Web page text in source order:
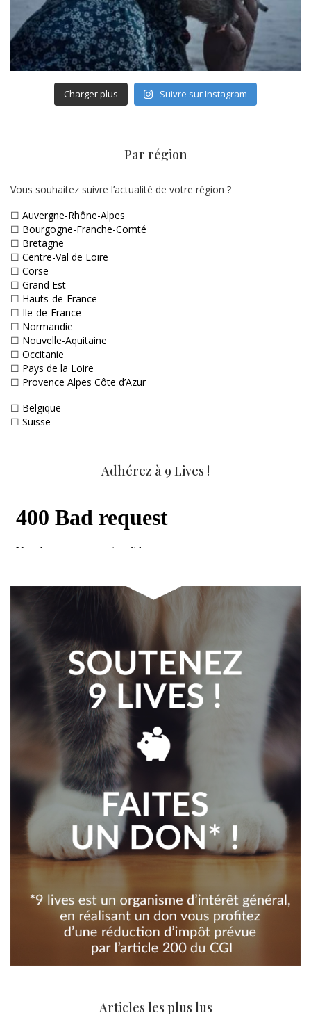
Charger plus Suivre sur Instagram
Par région
Vous souhaitez suivre l’actualité de votre région ?
☐ Auvergne-Rhône-Alpes
☐ Bourgogne-Franche-Comté
☐ Bretagne
☐ Centre-Val de Loire
☐ Corse
☐ Grand Est
☐ Hauts-de-France
☐ Ile-de-France
☐ Normandie
☐ Nouvelle-Aquitaine
☐ Occitanie
☐ Pays de la Loire
☐ Provence Alpes Côte d’Azur
☐ Belgique
☐ Suisse
Adhérez à 9 Lives !
Articles les plus lus